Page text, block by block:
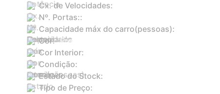
Cx. de Velocidades:
Nº. Portas::
Capacidade máx do carro(pessoas):
Cor: Preto
Cor Interior:
Condição:
Estado do Stock:
Tipo de Preço: